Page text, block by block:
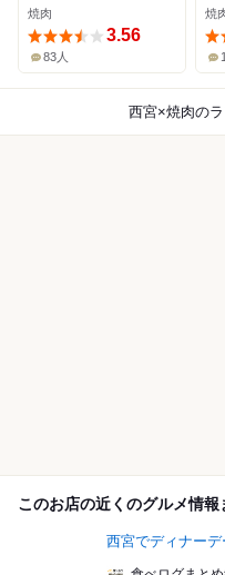
焼肉
3.56
83人
焼
西宮×焼肉の
このお店の近くのグルメ情報
西宮でディナー